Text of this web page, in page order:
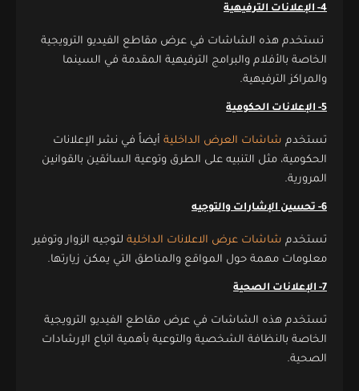
4- الإعلانات الترفيهية
تستخدم هذه الشاشات في عرض مقاطع الفيديو الترويجية
الخاصة بالأفلام والبرامج الترفيهية المقدمة في السينما
والمراكز الترفيهية.
5- الإعلانات الحكومية
تستخدم شاشات العرض الداخلية أيضاً في نشر الإعلانات
الحكومية، مثل التنبيه على الطرق وتوعية السائقين بالقوانين
المرورية.
6- تحسين الإشارات والتوجيه
تستخدم شاشات عرض الاعلانات الداخلية لتوجيه الزوار وتوفير
معلومات مهمة حول المواقع والمناطق التي يمكن زيارتها.
7- الإعلانات الصحية
تستخدم هذه الشاشات في عرض مقاطع الفيديو الترويجية
الخاصة بالنظافة الشخصية والتوعية بأهمية اتباع الإرشادات
الصحية.